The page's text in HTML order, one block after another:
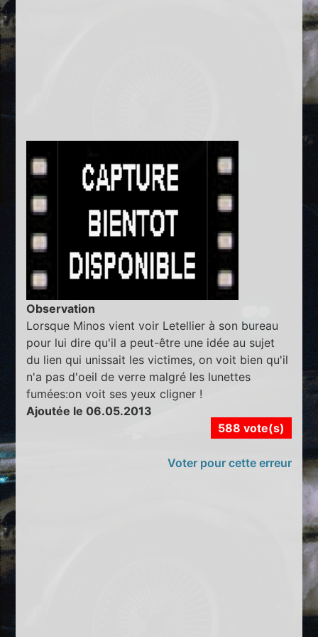
Observation
Lorsque Minos vient voir Letellier à son bureau
pour lui dire qu'il a peut-être une idée au sujet
du lien qui unissait les victimes, on voit bien qu'il
n'a pas d'oeil de verre malgré les lunettes
fumées:on voit ses yeux cligner !
Ajoutée le 06.05.2013
588 vote(s)
Voter pour cette erreur